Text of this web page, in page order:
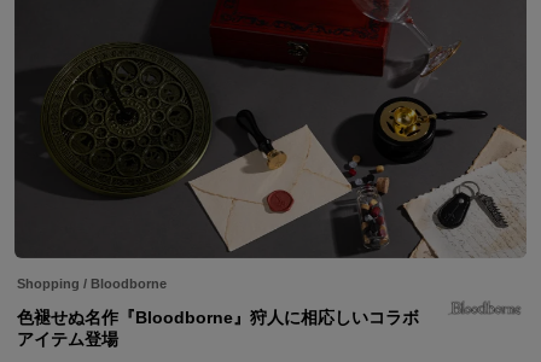
Shopping / Bloodborne
色褪せぬ名作『Bloodborne』狩人に相応しいコラボ
アイテム登場